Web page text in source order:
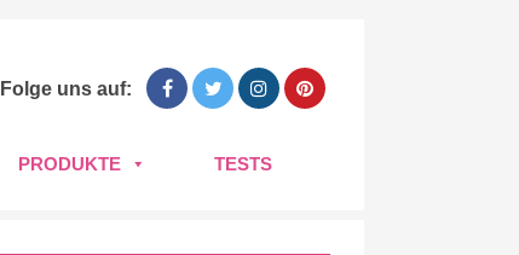
Folge uns auf:
PRODUKTE TESTS